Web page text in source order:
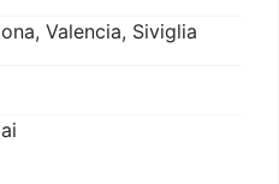
Valencia, Siviglia